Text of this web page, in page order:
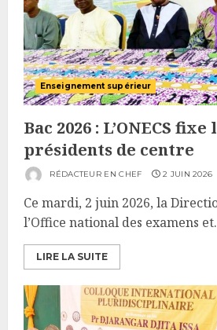
Enseignement supérieur
Bac 2026 : L’ONECS
présidents de centre
RÉDACTEUR EN CHEF 2 JUIN 2026
Ce mardi, 2 juin 2026, la
l’Office national des examens
LIRE LA SUITE